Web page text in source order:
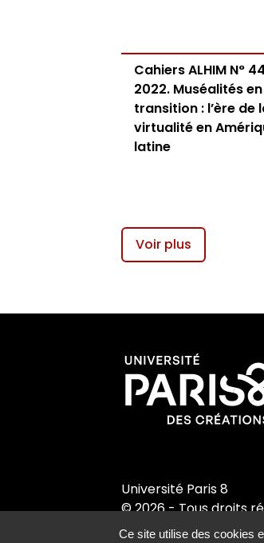
Ce site utilise des cookies
Cahiers ALHIM N°
2022. Muséalités en
transition : l’ère de
virtualité en
latine
Voir plus
Université Paris 8
© 2026 - Tous droits